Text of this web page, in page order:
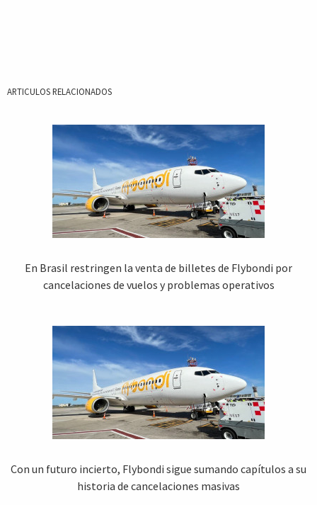
ARTICULOS RELACIONADOS
En Brasil restringen la venta de billetes de Flybondi por
cancelaciones de vuelos y problemas operativos
Con un futuro incierto, Flybondi sigue sumando capítulos a su
historia de cancelaciones masivas